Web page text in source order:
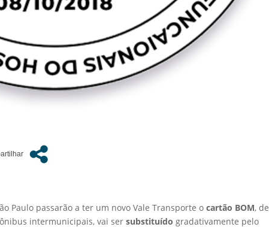
Paulo passarão a ter um novo Vale Transporte ocartão BOM, de
intermunicipais, vai sersubstituído gradativamente pelo